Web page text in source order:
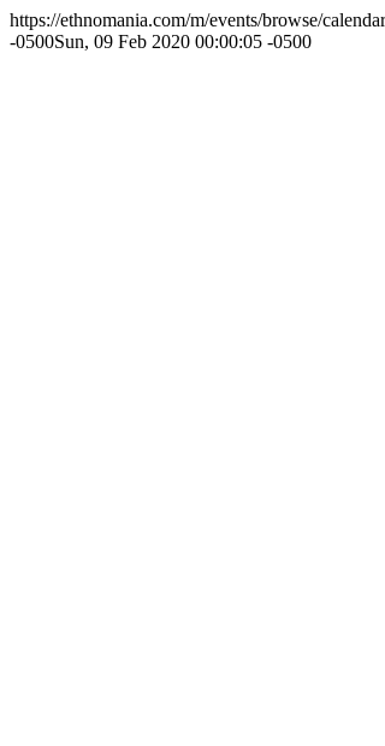
https://ethnomania.com/m/events/browse/
-0500Sun, 09 Feb 2020 00:00:05 -0500